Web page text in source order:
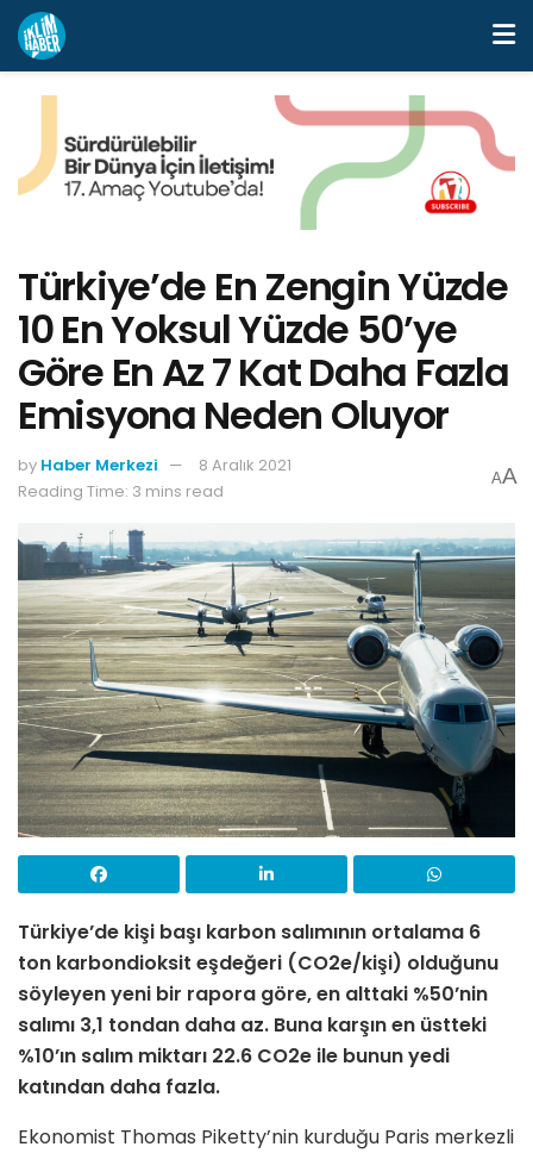
Türkiye’de En Zengin Yüzde
10 En Yoksul Yüzde 50’ye
Göre En Az 7 Kat Daha Fazla
Emisyona Neden Oluyor
by Haber Merkezi
8 Aralık 2021
Reading Time: 3 mins read
AA
Türkiye’de kişi başı karbon salımının ortalama 6
ton karbondioksit eşdeğeri (CO2e/kişi) olduğunu
söyleyen yeni bir rapora göre, en alttaki %50’nin
salımı 3,1 tondan daha az. Buna karşın en üstteki
%10’ın salım miktarı 22.6 CO2e ile bunun yedi
katından daha fazla.
Ekonomist Thomas Piketty’nin kurduğu Paris merkezli